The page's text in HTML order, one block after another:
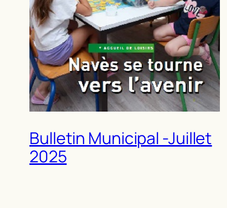
Bulletin Municipal -Juillet
2025